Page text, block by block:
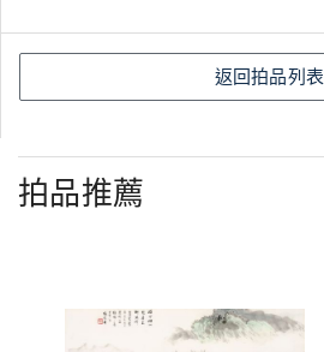
返回拍品列表
拍品推薦